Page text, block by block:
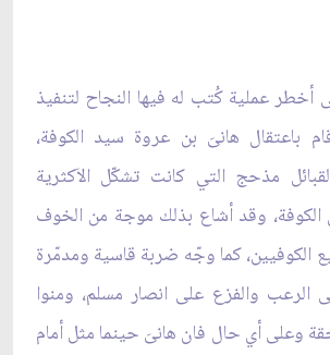
أخطر عملية كُتب له فيها النجاح لتنفيذ
باعتقال هانىَ بن عروة سيد الكوفة،
مذحج التي كانت تشكّل الاَكثرية
وقد أشاع بذلك موجة من الخوف
الكوفيين، كما وجّه ضربة قاسية ومدمّرة
الرعب والفزع على انصار مسلم، ومنوا
وعلى أي حال فان هانىَ حينما مثل أمام